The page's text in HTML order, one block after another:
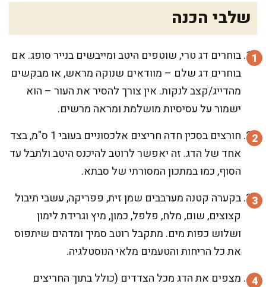
שלבי הכנה
בוחרים דג טרי, שוטפים היטב ומייבשים בנייר סופג. אם
בוחרים דג שלם – מוודאים שנוקה מראש, או מבקשים
מהדייג/קצב לנקות. אין צורך להסיר את העור – הוא
ישמור על עסיסיות מושלמת ומראה מרשים.
חורצים בסכין חדה חריצים אלכסוניים בעובי 1 ס"מ, בצד
אחד של הדג. זה יאפשר לרוטב להיכנס היטב ולתבל עד
הסוף, כמו במתכון המסורתי של סבתא.
בקערה קטנה מערבבים שמן זית, פפריקה, עשבי תיבול
קצוצים, שום, מלח, פלפל, כמון, מיץ וגרידת לימון
ושלוש כפות מים. מתקבל רוטב סמיך ומדהים שיתפוס
את כל הריחות והטעמים מלאי הנוסטלגיה.
מצפים את הדג מכל הצדדים (כולל בתוך החריצים